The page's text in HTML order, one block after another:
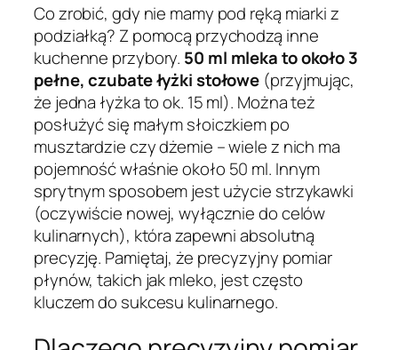
Co zrobić, gdy nie mamy pod ręką miarki z
podziałką? Z pomocą przychodzą inne
kuchenne przybory. 50 ml mleka to około 3
pełne, czubate łyżki stołowe (przyjmując,
że jedna łyżka to ok. 15 ml). Można też
posłużyć się małym słoiczkiem po
musztardzie czy dżemie – wiele z nich ma
pojemność właśnie około 50 ml. Innym
sprytnym sposobem jest użycie strzykawki
(oczywiście nowej, wyłącznie do celów
kulinarnych), która zapewni absolutną
precyzję. Pamiętaj, że precyzyjny pomiar
płynów, takich jak mleko, jest często
kluczem do sukcesu kulinarnego.